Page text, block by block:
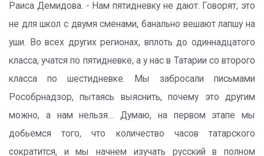
Раиса Демидова. - Нам пятидневку не дают. Говорят, это
не для школ с двумя сменами, банально вешают лапшу на
уши. Во всех других регионах, вплоть до одиннадцатого
класса, учатся по пятидневке, а у нас в Татарии со второго
класса по шестидневке. Мы забросали письмами
Рособрнадзор, пытаясь выяснить, почему это другим
можно, а нам нельзя… Думаю, на первом этапе мы
добьемся того, что количество часов татарского
сократится, и мы начнем изучать русский в полном